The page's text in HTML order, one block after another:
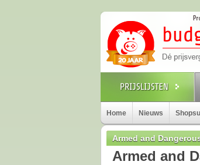
Home Nieuws
Armed and
Armed and